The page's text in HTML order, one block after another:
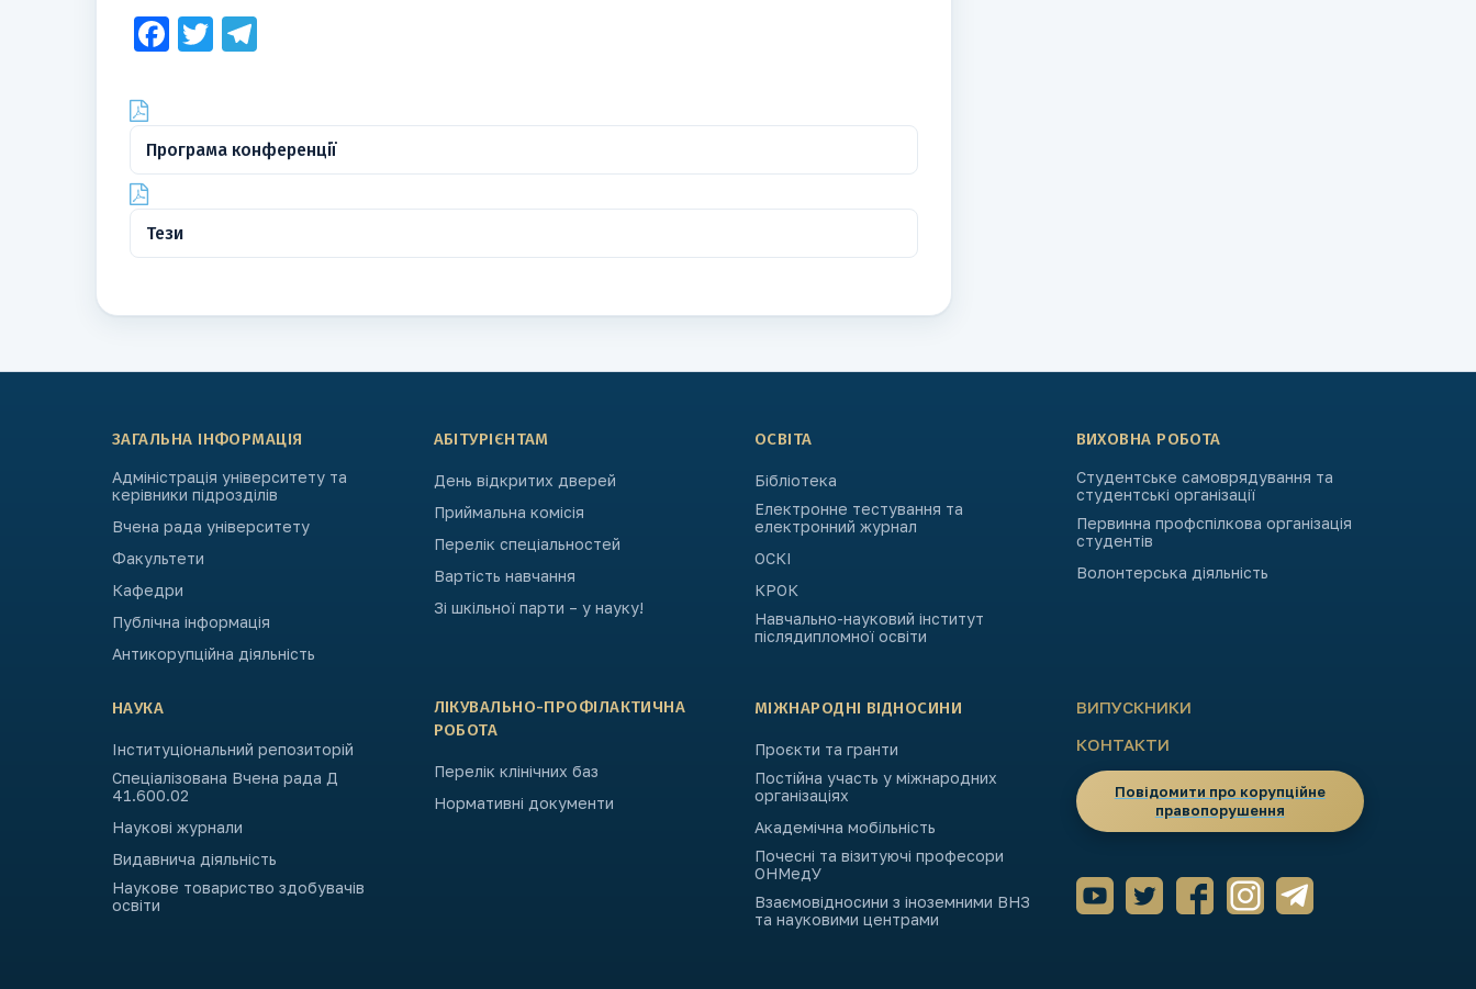
Facebook
Twitter
Програма конференції
Тези
ЗАГАЛЬНА ІНФОРМАЦІЯ
Адміністрація університету та
керівники підрозділів
Вчена рада університету
Факультети
Кафедри
Публічна інформація
Антикорупційна діяльність
АБІТУРІЄНТАМ
День відкритих дверей
Приймальна комісія
Перелік спеціальностей
Вартість навчання
Зі шкільної парти – у науку!
ОСВІТА
Бібліотека
Електронне тестування та
електронний журнал
ОСКІ
КРОК
Навчально-науковий інститут
післядипломної освіти
ВИХОВНА РОБОТА
Студентське самоврядування та
студентські організації
Первинна профспілкова організація
студентів
Волонтерська діяльність
НАУКА
Інституціональний репозиторій
Спеціалізована Вчена рада Д
41.600.02
Наукові журнали
Видавнича діяльність
Наукове товариство здобувачів
освіти
ЛІКУВАЛЬНО-ПРОФІЛАКТИЧНА
РОБОТА
Перелік клінічних баз
Нормативні документи
МІЖНАРОДНІ ВІДНОСИНИ
Проєкти та гранти
Постійна участь у міжнародних
організаціях
Академічна мобільність
Почесні та візитуючі професори
ОНМедУ
Взаємовідносини з іноземними ВНЗ
та науковими центрами
ВИПУСКНИКИ
КОНТАКТИ
Повідомити про корупційне
правопорушення